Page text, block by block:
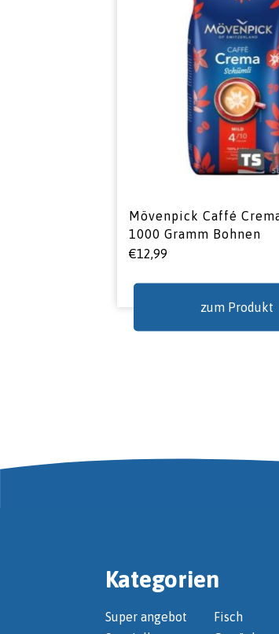
Mövenpick Caffé
1000 Gramm Bohnen
€12,99
zum Produkt
Kategorien
Super angebot
Fisch